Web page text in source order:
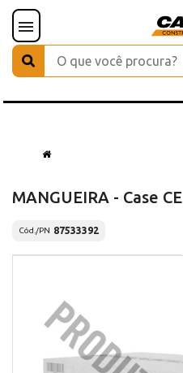
MANGUEIRA - Case CE
Cód./PN 87533392